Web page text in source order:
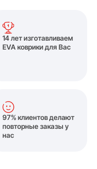
14 лет изготавливаем
EVA коврики для Вас
97% клиентов делают
повторные заказы у
нас